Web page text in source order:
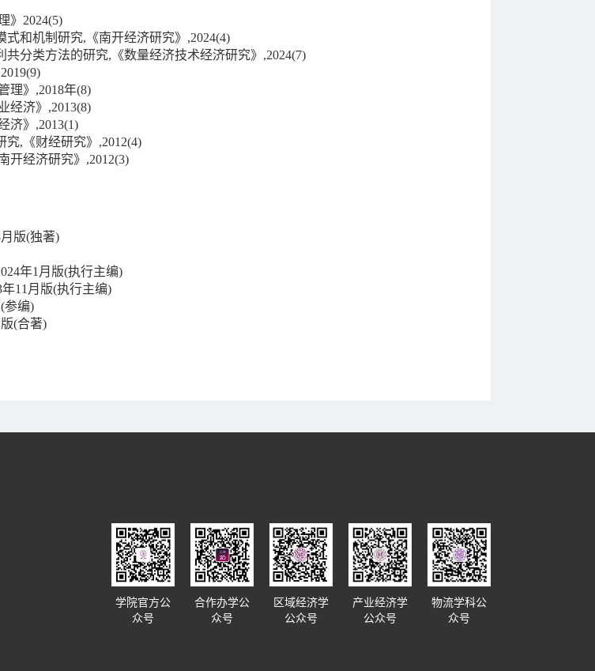
》2024(5)
和机制研究,《南开经济研究》,2024(4)
分类方法的研究,《数量经济技术经济研究》,2024(7)
理》,2018年(8)
经济》,2013(8)
济》,2013(1)
,《财经研究》,2012(4)
开经济研究》,2012(3)
版(独著)
年1月版(执行主编)
11月版(执行主编)
参编)
(合著)
学院官方公
众号
合作办学公
众号
区域经济学
公众号
产业经济学
公众号
物流学科公
众号